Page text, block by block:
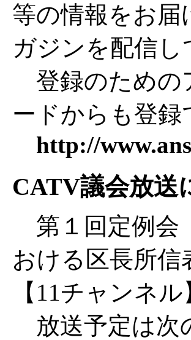
等の情報をお
ガジンを配信
登録のための
ードからも登録
http://
CATV議会放送
第１回定例会
おける区長所
【11チャンネ
放送予定は次